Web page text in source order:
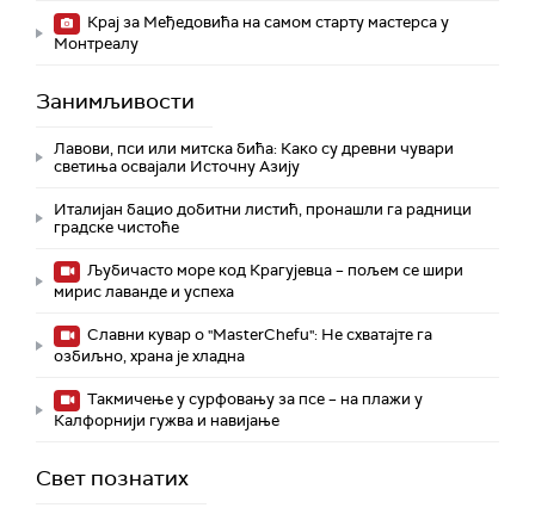
Крај за Међедовића на самом старту мастерса у
Монтреалу
Занимљивости
Лавови, пси или митска бића: Како су древни чувари
светиња освајали Источну Азију
Италијан бацио добитни листић, пронашли га радници
градске чистоће
Љубичасто море код Крагујевца – пољем се шири
мирис лаванде и успеха
Славни кувар о "MasterChefu": Не схватајте га
озбиљно, храна је хладна
Такмичење у сурфовању за псе – на плажи у
Калфорнији гужва и навијање
Свет познатих